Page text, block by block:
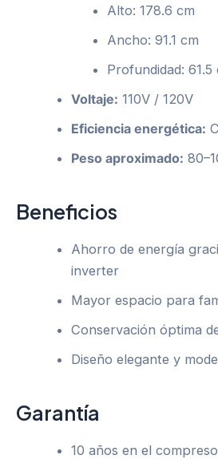
Alto: 178.6 cm
Ancho: 91.1 cm
Profundidad: 61.5
Voltaje: 110V / 120V
Eficiencia energética:
Peso aproximado:
Beneficios
Ahorro de energía
inverter
Mayor espacio para
Conservación óptima
Diseño elegante y
Garantía
10 años en el